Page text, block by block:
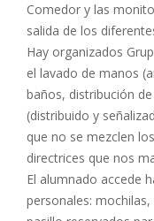
Comedor y las
salida de los
Hay organizados
el lavado de manos
baños, distribución
(distribuido y
que no se mezclen
directrices que nos
El alumnado accede
personales: